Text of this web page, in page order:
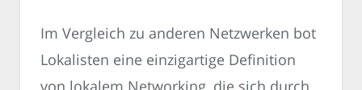
Im Vergleich zu anderen Netzwerken bot
Lokalisten eine einzigartige Definition
von lokalem Networking, die sich durch